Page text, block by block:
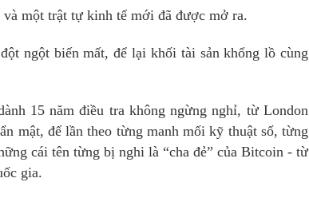
một trật tự kinh tế mới đã được mở ra.
ngột biến mất, để lại khối tài sản khổng lồ cùng
15 năm điều tra không ngừng nghỉ, từ London
mật, để lần theo từng manh mối kỹ thuật số, từng
cái tên từng bị nghi là “cha đẻ” của Bitcoin - từ
gia.